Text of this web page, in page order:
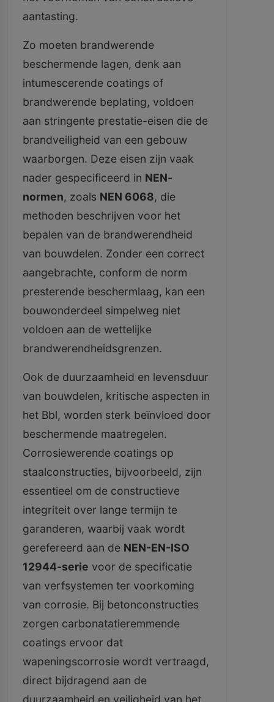
aantasting.
Zo moeten brandwerende
beschermende lagen, denk aan
intumescerende coatings of
brandwerende beplating, voldoen
aan stringente prestatie-eisen die de
brandveiligheid van een gebouw
waarborgen. Deze eisen zijn vaak
nader gespecificeerd in NEN-
normen, zoals NEN 6068, die
methoden beschrijven voor het
bepalen van de brandwerendheid
van bouwdelen. Zonder een correct
aangebrachte, conform de norm
presterende beschermlaag, kan een
bouwonderdeel simpelweg niet
voldoen aan de wettelijke
brandwerendheidsgrenzen.
Ook de duurzaamheid en levensduur
van bouwdelen, kritische aspecten in
het Bbl, worden sterk beïnvloed door
beschermende maatregelen.
Corrosiewerende coatings op
staalconstructies, bijvoorbeeld, zijn
essentieel om de constructieve
integriteit over lange termijn te
garanderen, waarbij vaak wordt
gerefereerd aan de NEN-EN-ISO
12944-serie voor de specificatie
van verfsystemen ter voorkoming
van corrosie. Bij betonconstructies
zorgen carbonatatieremmende
coatings ervoor dat
wapeningscorrosie wordt vertraagd,
direct bijdragend aan de
duurzaamheid en veiligheid van het